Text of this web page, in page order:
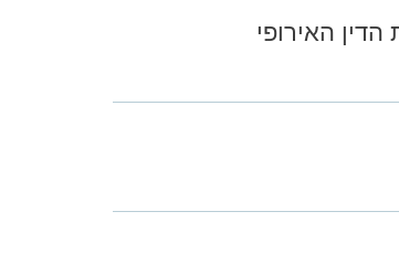
האירופי